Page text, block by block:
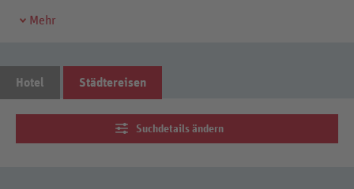
Mehr
Hotel Städtereisen
Suchdetails ändern